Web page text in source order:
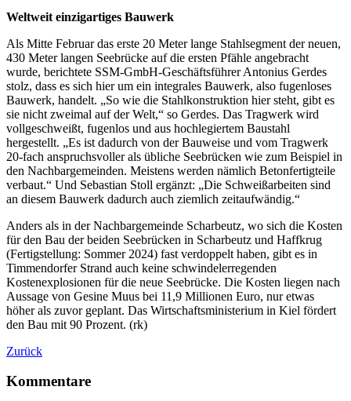
Weltweit einzigartiges Bauwerk
Als Mitte Februar das erste 20 Meter lange Stahlsegment der neuen,
430 Meter langen Seebrücke auf die ersten Pfähle angebracht
wurde, berichtete SSM-GmbH-Geschäftsführer Antonius Gerdes
stolz, dass es sich hier um ein integrales Bauwerk, also fugenloses
Bauwerk, handelt. „So wie die Stahlkonstruktion hier steht, gibt es
sie nicht zweimal auf der Welt,“ so Gerdes. Das Tragwerk wird
vollgeschweißt, fugenlos und aus hochlegiertem Baustahl
hergestellt. „Es ist dadurch von der Bauweise und vom Tragwerk
20-fach anspruchsvoller als übliche Seebrücken wie zum Beispiel in
den Nachbargemeinden. Meistens werden nämlich Betonfertigteile
verbaut.“ Und Sebastian Stoll ergänzt: „Die Schweißarbeiten sind
an diesem Bauwerk dadurch auch ziemlich zeitaufwändig.“
Anders als in der Nachbargemeinde Scharbeutz, wo sich die Kosten
für den Bau der beiden Seebrücken in Scharbeutz und Haffkrug
(Fertigstellung: Sommer 2024) fast verdoppelt haben, gibt es in
Timmendorfer Strand auch keine schwindelerregenden
Kostenexplosionen für die neue Seebrücke. Die Kosten liegen nach
Aussage von Gesine Muus bei 11,9 Millionen Euro, nur etwas
höher als zuvor geplant. Das Wirtschaftsministerium in Kiel fördert
den Bau mit 90 Prozent. (rk)
Zurück
Kommentare